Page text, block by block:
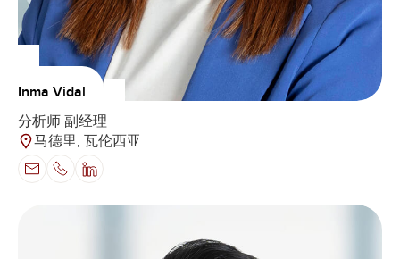
Inma Vidal
分析师 副经理
马德里, 瓦伦西亚